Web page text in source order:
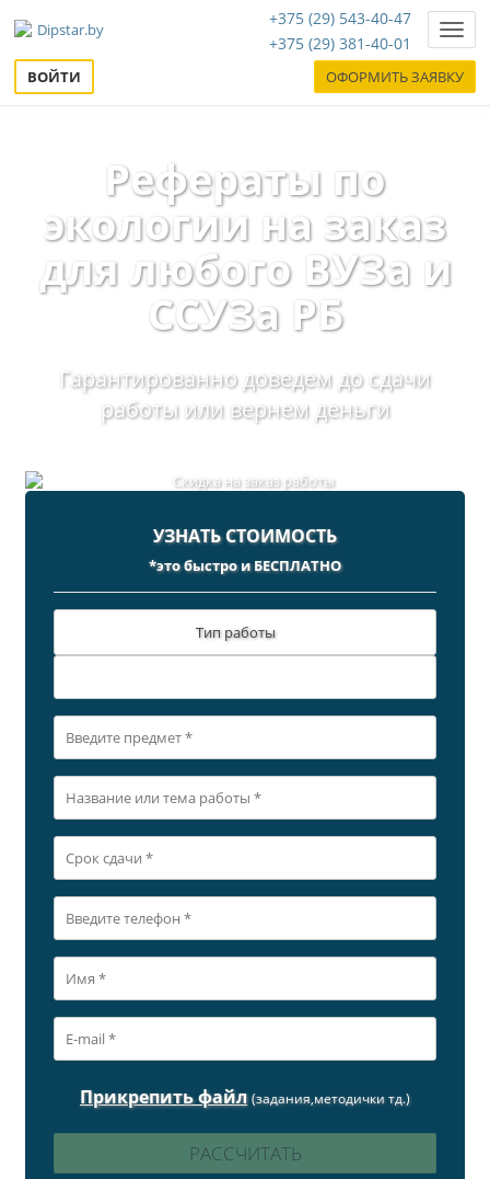
+375 (29) 543-40-47
+375 (29) 381-40-01
ВОЙТИ ОФОРМИТЬ ЗАЯВКУ
Рефераты по
экологии на заказ
для любого ВУЗа и
ССУЗа РБ
Гарантированно доведем до сдачи
работы или вернем деньги
УЗНАТЬ СТОИМОСТЬ
*это быстро и БЕСПЛАТНО
Тип работы
Прикрепить файл (задания,методички тд.)